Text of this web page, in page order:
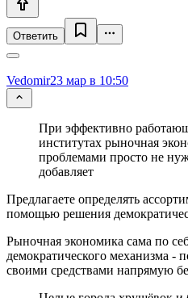
Ответить
Vedomir23 мар в 10:50
При эффективно
институтах рыночная
проблемами просто не
добавляет
Предлагаете определять
помощью решения
Рыночная экономика сама по
демократического механизма -
своими средствами напрямую